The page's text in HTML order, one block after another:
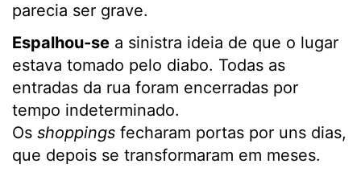
parecia ser grave.
Espalhou-se a sinistra ideia de que o lugar
estava tomado pelo diabo. Todas as
entradas da rua foram encerradas por
tempo indeterminado.
Os shoppings fecharam portas por uns dias,
que depois se transformaram em meses.